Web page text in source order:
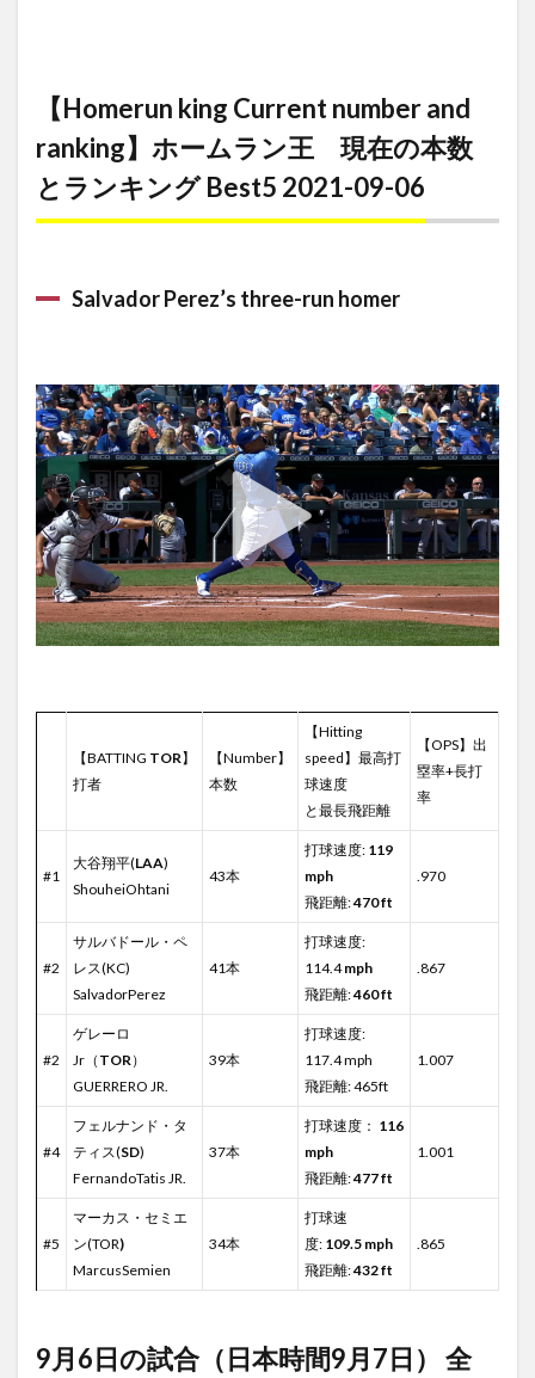
【Homerun king Current number and
ranking】ホームラン王 現在の本数
とランキング Best5 2021-09-06
Salvador Perez’s three-run homer
【BATTING TOR】
打者
【Number】
本数
【Hitting
speed】最高打
球速度
と最長飛距離
【OPS】出
塁率+長打
率
#1
大谷翔平(LAA)
ShouheiOhtani
43本
打球速度: 119
mph
飛距離:470 ft
.970
#2
サルバドール・ペ
レス(KC)
SalvadorPerez
41本
打球速度:
114.4mph
飛距離:460 ft
.867
#2
ゲレーロ
Jr（ TOR ）
GUERRERO JR.
39本
打球速度:
117.4 mph
飛距離: 465ft
1.007
#4
フェルナンド・タ
ティス(SD)
FernandoTatis JR.
37本
打球速度： 116
mph
飛距離:477 ft
1.001
#5
マーカス・セミエ
ン(TOR)
MarcusSemien
34本
打球速
度: 109.5 mph
飛距離:432 ft
.865
9月6日の試合（日本時間9月7日） 全